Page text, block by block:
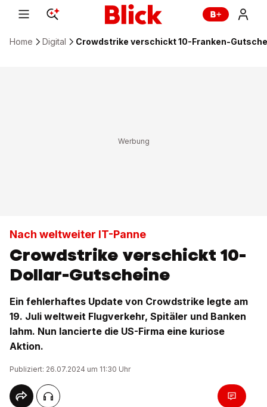
Home Digital Crowdstrike verschickt 10-Franken-
Nach weltweiter IT-Panne
Crowdstrike verschickt 10-
Dollar-Gutscheine
Ein fehlerhaftes Update von Crowdstrike legte am
19. Juli weltweit Flugverkehr, Spitäler und Banken
lahm. Nun lancierte die US-Firma eine kuriose
Aktion.
Publiziert: 26.07.2024 um 11:30 Uhr